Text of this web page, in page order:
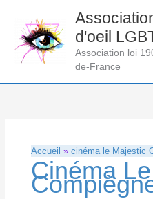
contenu
d'oeil
Association loi
de-France
Accueil cinéma le Majestic
Cinéma